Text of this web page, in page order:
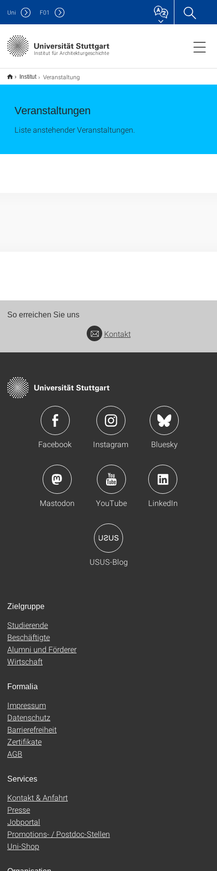
Institut für Architekturgeschichte
Uni F01
Institut Veranstaltung
Veranstaltungen
Liste anstehender Veranstaltungen.
So erreichen Sie uns
Kontakt
Facebook Instagram Bluesky
Mastodon YouTube LinkedIn
USUS-Blog
Zielgruppe
Studierende
Beschäftigte
Alumni und Förderer
Wirtschaft
Formalia
Impressum
Datenschutz
Barrierefreiheit
Zertifikate
AGB
Services
Kontakt & Anfahrt
Presse
Jobportal
Promotions- / Postdoc-Stellen
Uni-Shop